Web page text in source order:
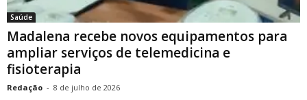
Saúde
Madalena recebe novos equipamentos para
ampliar serviços de telemedicina e
fisioterapia
Redação - 8 de julho de 2026